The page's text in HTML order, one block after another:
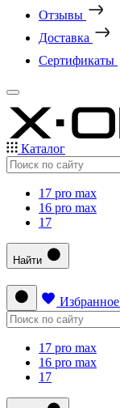
Отзывы
Доставка
Сертификаты
Каталог
17 pro max
16 pro max
17
Найти
Избранное
17 pro max
16 pro max
17